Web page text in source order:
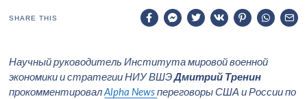
SHARE THIS
Научный руководитель Института мировой военной
экономики и стратегии НИУ ВШЭДмитрий Тренин
прокомментировалAlpha Newsпереговоры США и России по